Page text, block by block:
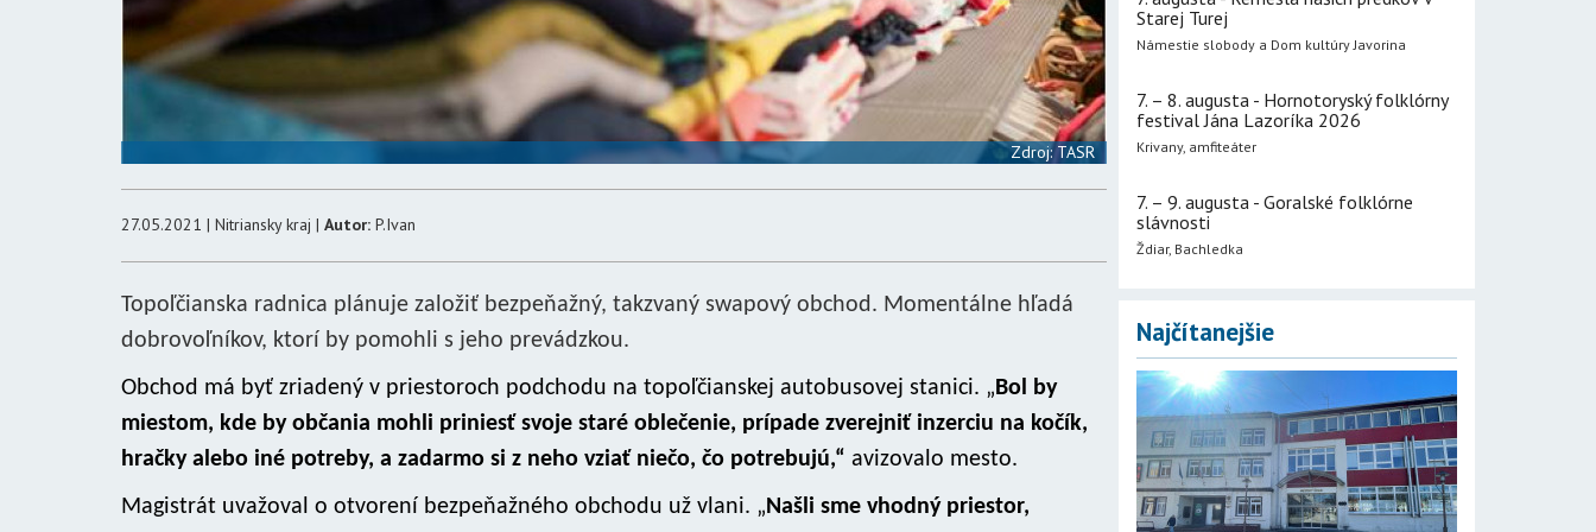
Zdroj: TASR
27.05.2021 | Nitriansky kraj | Autor: P.Ivan
Topoľčianska radnica plánuje založiť bezpeňažný, takzvaný swapový obchod. Momentálne hľadá
dobrovoľníkov, ktorí by pomohli s jeho prevádzkou.
Obchod má byť zriadený v priestoroch podchodu na topoľčianskej autobusovej stanici. „Bol by
miestom, kde by občania mohli priniesť svoje staré oblečenie, prípade zverejniť inzerciu na kočík,
hračky alebo iné potreby, a zadarmo si z neho vziať niečo, čo potrebujú,“ avizovalo mesto.
Magistrát uvažoval o otvorení bezpeňažného obchodu už vlani. „Našli sme vhodný priestor,
Starej Turej
Námestie slobody a Dom kultúry Javorina
7. – 8. augusta - Hornotoryský folklórny
festival Jána Lazoríka 2026
Krivany, amfiteáter
7. – 9. augusta - Goralské folklórne
slávnosti
Ždiar, Bachledka
Najčítanejšie